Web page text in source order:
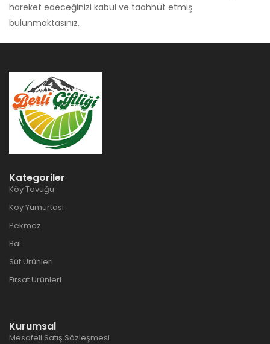
hareket edeceğinizi kabul ve taahhüt etmiş
bulunmaktasınız.
Kategoriler
Köy Tavuğu
Köy Yumurtası
Pekmez
Bal
Süt Ürünleri
Fırsat Ürünleri
Kurumsal
Mesafeli Satış Sözleşmesi